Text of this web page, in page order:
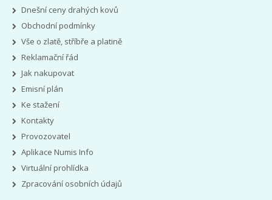
Dnešní ceny drahých kovů
Obchodní podmínky
Vše o zlatě, stříbře a platině
Reklamační řád
Jak nakupovat
Emisní plán
Ke stažení
Kontakty
Provozovatel
Aplikace Numis Info
Virtuální prohlídka
Zpracování osobních údajů